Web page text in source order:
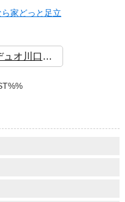
家どっと足立
デュオ川口青井公園 中古マンション 安心の防犯設備 WIC